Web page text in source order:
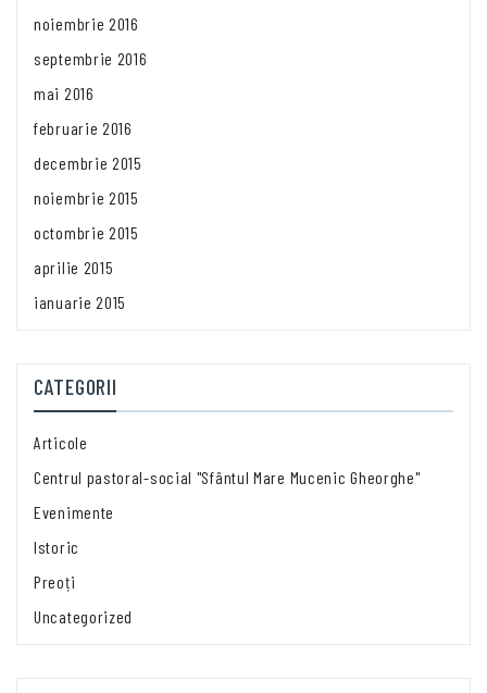
noiembrie 2016
septembrie 2016
mai 2016
februarie 2016
decembrie 2015
noiembrie 2015
octombrie 2015
aprilie 2015
ianuarie 2015
CATEGORII
Articole
Centrul pastoral-social "Sfântul Mare Mucenic Gheorghe"
Evenimente
Istoric
Preoți
Uncategorized